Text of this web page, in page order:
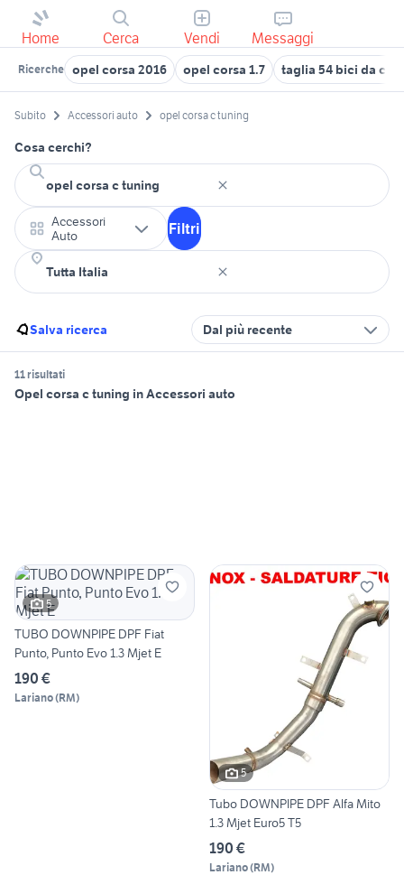
Home Cerca Vendi Messaggi
Ricerche opel corsa 2016 opel corsa 1.7 taglia 54 bici da
Subito Accessori auto opel corsa c tuning
Cosa cerchi?
Accessori
Auto
Filtri
Salva ricerca Dal più recente
11 risultati
Opel corsa c tuning in Accessori auto
5
TUBO DOWNPIPE DPF Fiat
Punto, Punto Evo 1.3 Mjet E
190 €
Lariano(RM)
5
Tubo DOWNPIPE DPF Alfa Mito
1.3 Mjet Euro5 T5
190 €
Lariano(RM)